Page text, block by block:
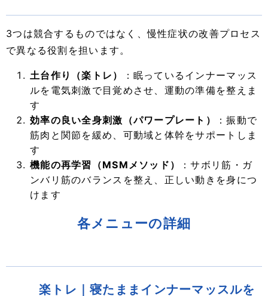
3つは競合するものではなく、慢性症状の改善プロセス
で異なる役割を担います。
土台作り（楽トレ）
：眠っているインナーマッス
ルを電気刺激で目覚めさせ、運動の準備を整えま
す
効率の良い全身刺激（パワープレート）
：振動で
筋肉と関節を緩め、可動域と体幹をサポートしま
す
機能の再学習（MSMメソッド）
：サボリ筋・ガ
ンバリ筋のバランスを整え、正しい動きを身につ
けます
各メニューの詳細
楽トレ｜寝たままインナーマッスルを